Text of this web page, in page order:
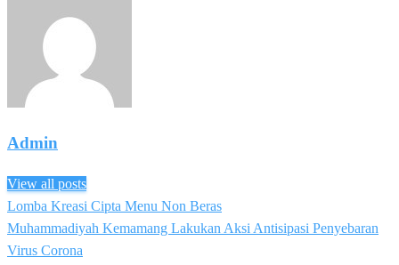
Admin
View all posts
Post
navigation
Previous
Post
Lomba Kreasi Cipta Menu Non Beras
Next
Post
Muhammadiyah Kemamang Lakukan Aksi Antisipasi Penyebaran
Virus Corona